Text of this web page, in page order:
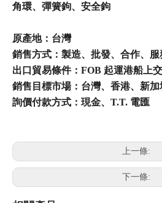
角環、彈簧鉤、安全鉤
原產地：台灣
銷售方式：製造、批發、合作、服
出口貿易條件：FOB 起運港船上
銷售目標市場：台灣、香港、新加
詢價付款方式：現金、T.T. 電匯
上一條:
下一條: